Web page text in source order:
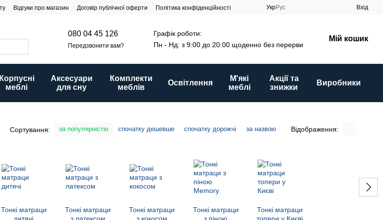
Відгуки про магазин Договір публічної оферти Політика конфіденційності УкрРус Вхід
080 04 45 126
Передзвонити вам?
Графік роботи:
Пн - Нд: з 9:00 до 20:00 щоденно без перерви
Мій кошик
Корпусні
меблі
Аксесуари
для сну
Комплекти
меблів
Освітлення
М'які
меблі
Акції та
знижки
Виробники
Сортування: за популярністю спочатку дешевше спочатку дорожчі за назвою Відображення:
Тонкі матраци
Тонкі матраци
Тонкі матраци
Тонкі матраци
Тонкі матраци